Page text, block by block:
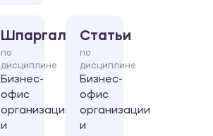
Шпаргалка
по
дисциплине
Бизнес-
офис
организации
и
Статьи
по
дисциплине
Бизнес-
офис
организации
и